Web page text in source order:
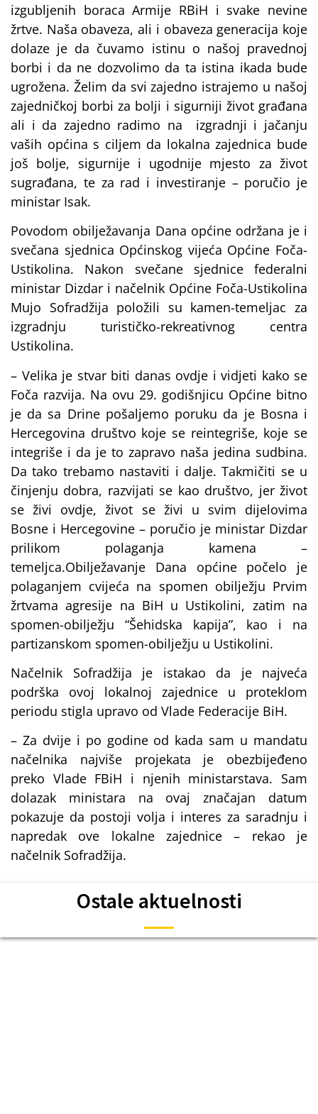
izgubljenih boraca Armije RBiH i svake nevine
žrtve. Naša obaveza, ali i obaveza generacija koje
dolaze je da čuvamo istinu o našoj pravednoj
borbi i da ne dozvolimo da ta istina ikada bude
ugrožena. Želim da svi zajedno istrajemo u našoj
zajedničkoj borbi za bolji i sigurniji život građana
ali i da zajedno radimo na izgradnji i jačanju
vaših općina s ciljem da lokalna zajednica bude
još bolje, sigurnije i ugodnije mjesto za život
sugrađana, te za rad i investiranje – poručio je
ministar Isak.
Povodom obilježavanja Dana općine održana je i
svečana sjednica Općinskog vijeća Općine Foča-
Ustikolina. Nakon svečane sjednice federalni
ministar Dizdar i načelnik Općine Foča-Ustikolina
Mujo Sofradžija položili su kamen-temeljac za
izgradnju turističko-rekreativnog centra
Ustikolina.
– Velika je stvar biti danas ovdje i vidjeti kako se
Foča razvija. Na ovu 29. godišnjicu Općine bitno
je da sa Drine pošaljemo poruku da je Bosna i
Hercegovina društvo koje se reintegriše, koje se
integriše i da je to zapravo naša jedina sudbina.
Da tako trebamo nastaviti i dalje. Takmičiti se u
činjenju dobra, razvijati se kao društvo, jer život
se živi ovdje, život se živi u svim dijelovima
Bosne i Hercegovine – poručio je ministar Dizdar
prilikom polaganja kamena –
temeljca.Obilježavanje Dana općine počelo je
polaganjem cvijeća na spomen obilježju Prvim
žrtvama agresije na BiH u Ustikolini, zatim na
spomen-obilježju “Šehidska kapija”, kao i na
partizanskom spomen-obilježju u Ustikolini.
Načelnik Sofradžija je istakao da je najveća
podrška ovoj lokalnoj zajednice u proteklom
periodu stigla upravo od Vlade Federacije BiH.
– Za dvije i po godine od kada sam u mandatu
načelnika najviše projekata je obezbijeđeno
preko Vlade FBiH i njenih ministarstava. Sam
dolazak ministara na ovaj značajan datum
pokazuje da postoji volja i interes za saradnju i
napredak ove lokalne zajednice – rekao je
načelnik Sofradžija.
Ostale aktuelnosti